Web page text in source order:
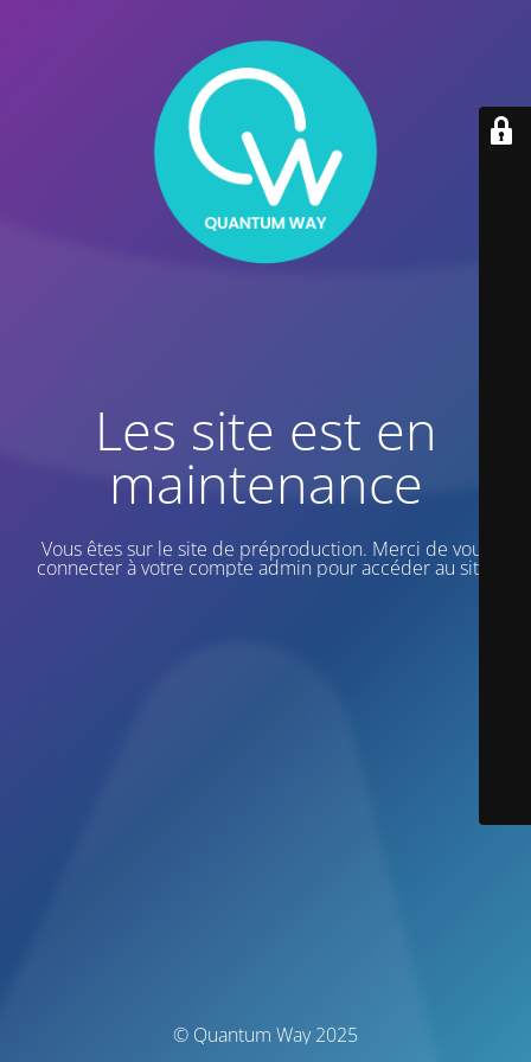
Les site est en
maintenance
Vous êtes sur le site de préproduction. Merci de vous
connecter à votre compte admin pour accéder au site.
© Quantum Way 2025